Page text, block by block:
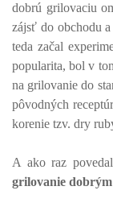
dobrú grilovaciu
zájsť do obchodu
teda začal
popularita, bol v
na grilovanie do
pôvodných
korenie tzv. dry
A ako raz
grilovanie